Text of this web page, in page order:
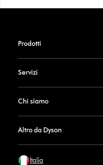
Prodotti
Servizi
Chi siamo
Altro da Dyson
Italia